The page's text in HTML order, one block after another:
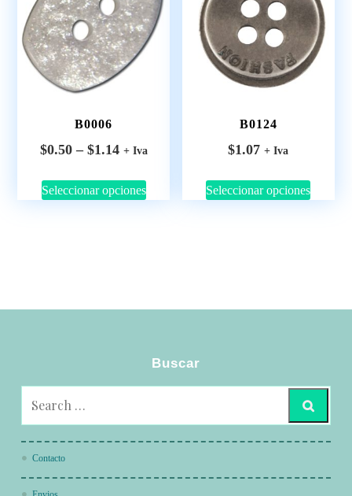
B0006
$0.50 – $1.14 + Iva
Seleccionar opciones
B0124
$1.07 + Iva
Seleccionar opciones
Buscar
Contacto